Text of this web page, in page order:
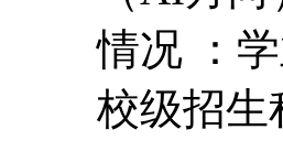
情况 ：
校级招生